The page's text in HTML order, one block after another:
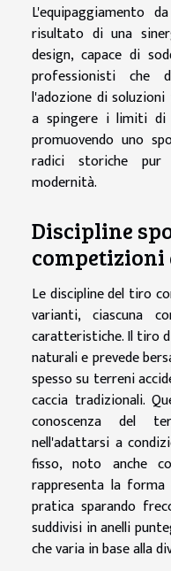
risultato di una
design, capace di
professionisti che
l'adozione di
a spingere i limiti di
promuovendo uno
radici storiche pur
modernità.
Discipline
Le discipline del tiro
varianti, ciascuna
caratteristiche. Il tiro
naturali e prevede
spesso su terreni
caccia tradizionali.
conoscenza del
nell'adattarsi a
fisso, noto anche
rappresenta la
pratica sparando
suddivisi in anelli
che varia in base alla